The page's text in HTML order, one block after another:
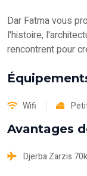
Dar Fatma vous
l'histoire,
rencontrent pour
Wifi
Avantages
Djerba Zarzis